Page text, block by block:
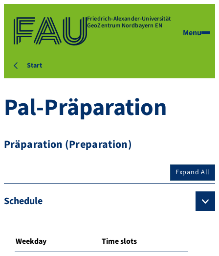
Friedrich-Alexander-Universität
GeoZentrum Nordbayern EN
Menu
Start
Pal-Präparation
Präparation (Preparation)
Expand All
Schedule
Weekday Time slots